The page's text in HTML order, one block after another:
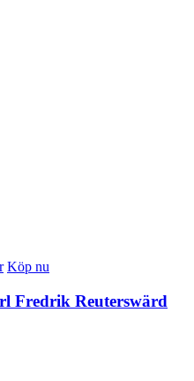
Köp nu
Fredrik Reuterswärd